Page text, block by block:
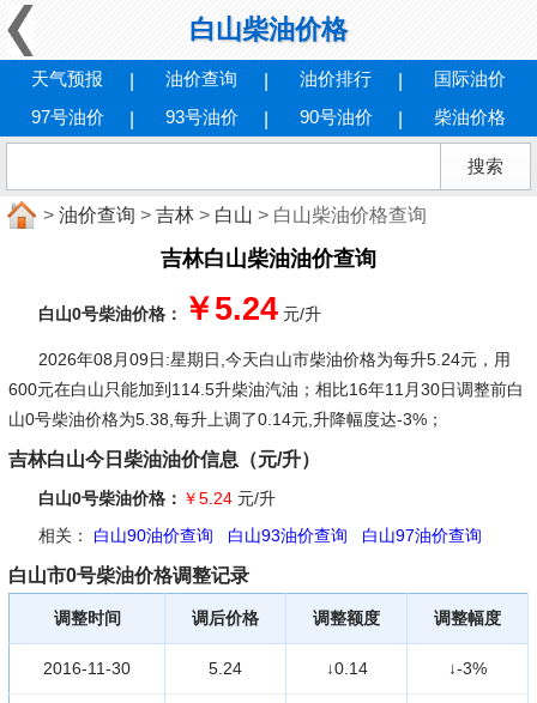
白山柴油价格
天气预报 油价查询 油价排行
国际油价
97号油价
93号油价 90号油价 柴油价格
> 油价查询 > 吉林 > 白山 > 白山柴油价格查询
吉林白山柴油油价查询
白山0号柴油价格： ￥5.24元/升
2026年08月09日:星期日 ,今天白山市柴油价格为每升5.24元，用
600元在白山只能加到114.5升柴油汽油；相比16年11月30日调整前白
山0号柴油价格为5.38,每升上调了0.14元,升降幅度达-3%；
吉林白山今日柴油油价信息（元/升）
白山0号柴油价格： ￥5.24元/升
相关： 白山90油价查询 白山93油价查询 白山97油价查询
白山市0号柴油价格调整记录
调整时间 调后价格 调整额度 调整幅度
2016-11-30 5.24 ↓0.14 ↓-3%